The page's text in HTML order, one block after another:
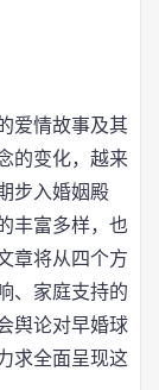
爱情故事及其
的变化，越来
步入婚姻殿
丰富多样，也
章将从四个方
、家庭支持的
舆论对早婚球
求全面呈现这